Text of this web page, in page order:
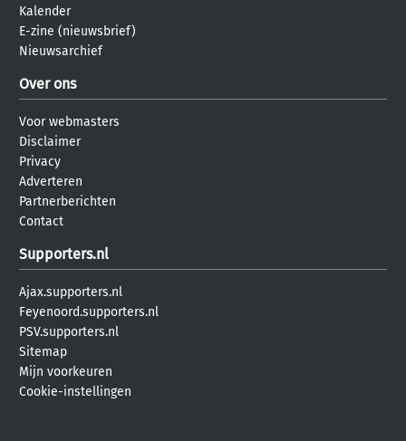
Kalender
E-zine (nieuwsbrief)
Nieuwsarchief
Over ons
Voor webmasters
Disclaimer
Privacy
Adverteren
Partnerberichten
Contact
Supporters.nl
Ajax.supporters.nl
Feyenoord.supporters.nl
PSV.supporters.nl
Sitemap
Mijn voorkeuren
Cookie-instellingen